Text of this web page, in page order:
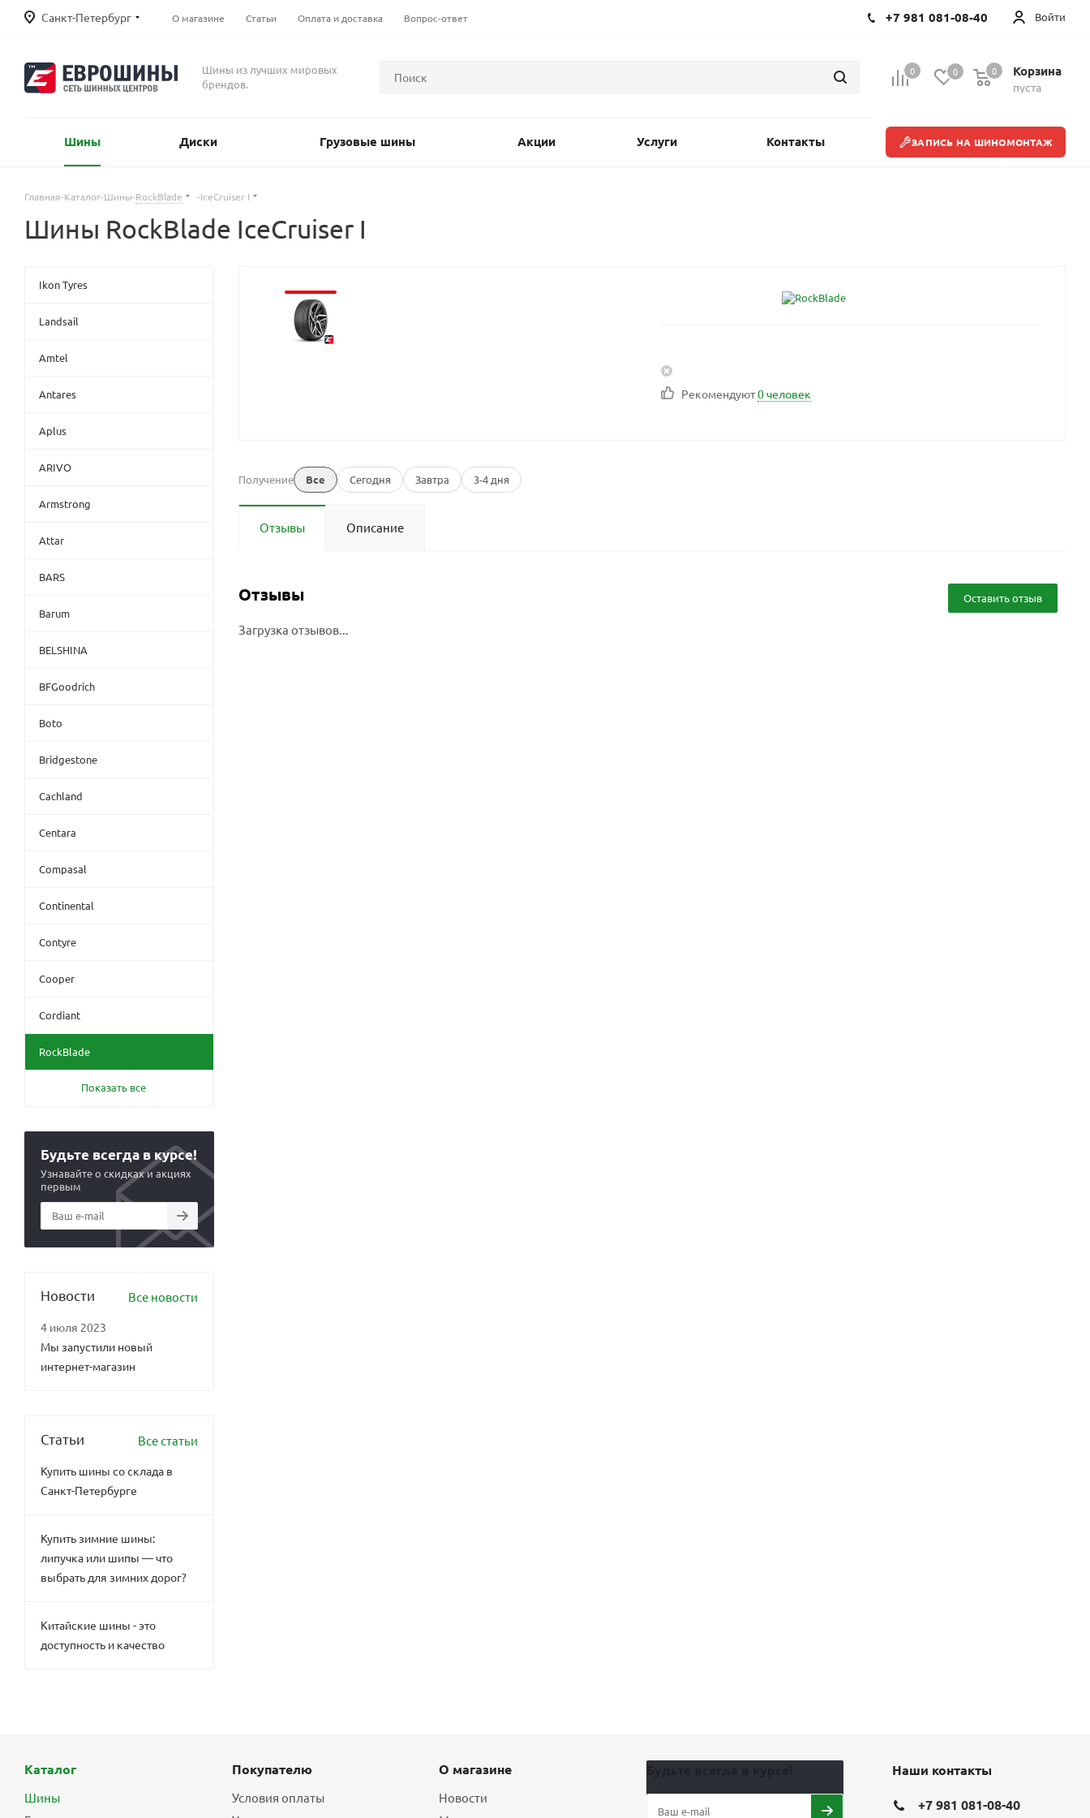
Санкт-Петербург О магазине Статьи Оплата и доставка Вопрос-ответ Войти
+7 981 081-08-40
Шины из лучших мировых
брендов.
0 0 Корзина
пуста
0
Шины Диски Грузовые шины Акции Услуги Контакты ЗАПИСЬ НА ШИНОМОНТАЖ
Главная-Каталог-Шины-RockBlade -IceCruiser I
Шины RockBlade IceCruiser I
Рекомендуют0 человек
Получение Все Сегодня Завтра 3-4 дня
Отзывы Описание
Отзывы Оставить отзыв
Загрузка отзывов...
Ikon Tyres
Landsail
Amtel
Antares
Aplus
ARIVO
Armstrong
Attar
BARS
Barum
BELSHINA
BFGoodrich
Boto
Bridgestone
Cachland
Centara
Compasal
Continental
Contyre
Cooper
Cordiant
RockBlade
Показать все
Будьте всегда в курсе!
Узнавайте о скидках и акциях
первым
Новости Все новости
4 июля 2023
Мы запустили новый
интернет-магазин
Статьи Все статьи
Купить шины со склада в
Санкт-Петербурге
Купить зимние шины:
липучка или шипы — что
выбрать для зимних дорог?
Китайские шины - это
доступность и качество
Каталог
Шины
Покупателю
Условия оплаты
О магазине
Новости
Наши контакты
+7 981 081-08-40